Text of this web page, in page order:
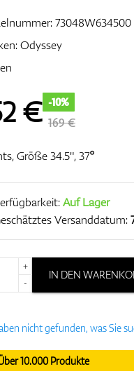
73048W634500
Odyssey
€ -10%
169 €
Größe 34.5", 37°
Auf Lager
Versanddatum:
+
-
IN DEN
nicht gefunden, was Sie
10.000 Produkte